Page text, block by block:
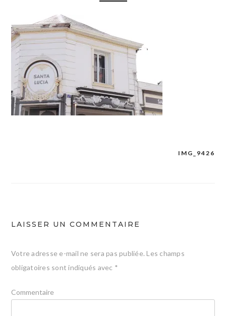
IMG_9426
LAISSER UN COMMENTAIRE
Votre adresse e-mail ne sera pas publiée. Les champs
obligatoires sont indiqués avec *
Commentaire